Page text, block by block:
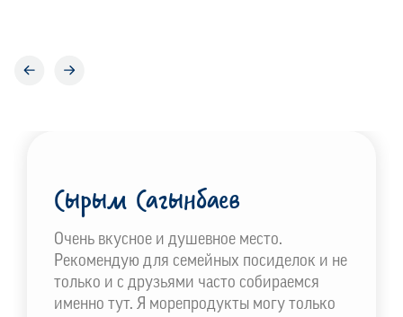
Сырым Сагынбаев
Очень вкусное и душевное место.
Рекомендую для семейных посиделок и не
только и с друзьями часто собираемся
именно тут. Я морепродукты могу только